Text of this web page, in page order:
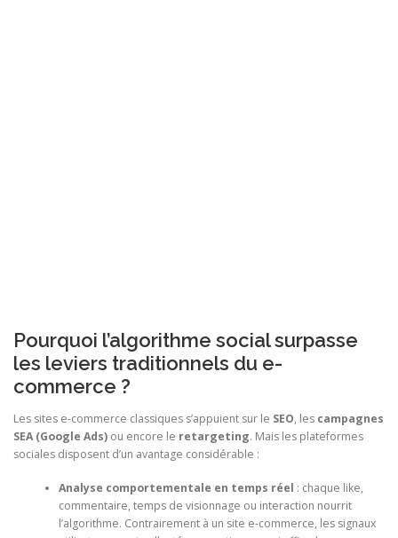
Pourquoi l’algorithme social surpasse
les leviers traditionnels du e-
commerce ?
Les sites e-commerce classiques s’appuient sur le SEO, les campagnes
SEA (Google Ads) ou encore le retargeting. Mais les plateformes
sociales disposent d’un avantage considérable :
Analyse comportementale en temps réel : chaque like,
commentaire, temps de visionnage ou interaction nourrit
l’algorithme. Contrairement à un site e-commerce, les signaux